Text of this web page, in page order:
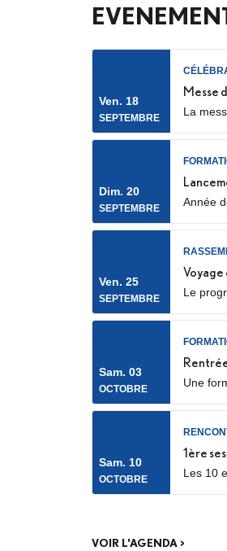
Ven. 18
SEPTEMBRE
Messe
La
Dim. 20
SEPTEMBRE
Année
Ven. 25
SEPTEMBRE
Voyage
Le
Sam. 03
OCTOBRE Une
Sam. 10
OCTOBRE
1ère
Les 10
VOIR L'AGENDA >